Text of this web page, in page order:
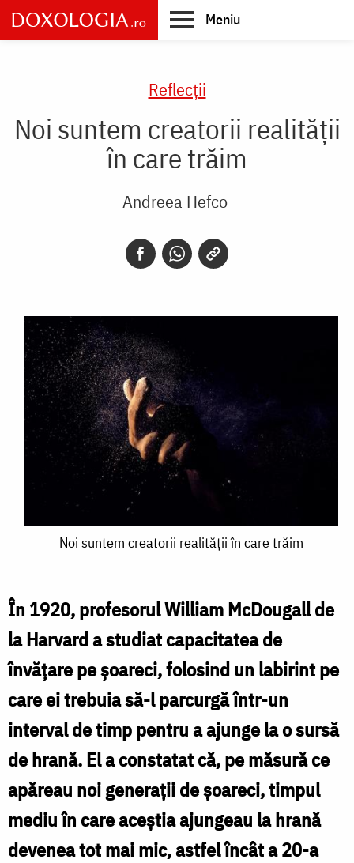
Skip
to
main
Meniu
Reflecții
Noi suntem creatorii realității
în care trăim
Andreea Hefco
realității
în
care
trăim
Noi suntem creatorii realității în care trăim
În 1920, profesorul William McDougall de
la Harvard a studiat capacitatea de
învăţare pe şoareci, folosind un labirint pe
care ei trebuia să-l parcurgă într-un
interval de timp pentru a ajunge la o sursă
de hrană. El a constatat că, pe măsură ce
apăreau noi generaţii de şoareci, timpul
mediu în care aceştia ajungeau la hrană
devenea tot mai mic, astfel încât a 20-a